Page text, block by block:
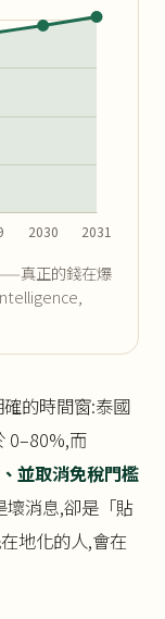
真正的錢在爆
的時間窗:泰國
0–80%,而
並取消免稅門檻
壞消息,卻是「貼
地化的人,會在